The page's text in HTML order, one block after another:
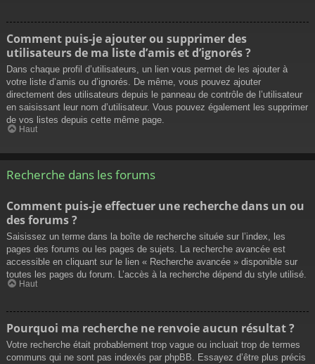
Comment puis-je ajouter ou supprimer des
utilisateurs de ma liste d’amis et d’ignorés ?
Dans chaque profil d’utilisateurs, un lien vous permet de les ajouter à
votre liste d’amis ou d’ignorés. De même, vous pouvez ajouter
directement des utilisateurs depuis le panneau de contrôle de l’utilisateur
en saisissant leur nom d’utilisateur. Vous pouvez également les supprimer
de vos listes depuis cette même page.
Haut
Recherche dans les forums
Comment puis-je effectuer une recherche dans un ou
des forums ?
Saisissez un terme dans la boîte de recherche située sur l’index, les
pages des forums ou les pages de sujets. La recherche avancée est
accessible en cliquant sur le lien « Recherche avancée » disponible sur
toutes les pages du forum. L’accès à la recherche dépend du style utilisé.
Haut
Pourquoi ma recherche ne renvoie aucun résultat ?
Votre recherche était probablement trop vague ou incluait trop de termes
communs qui ne sont pas indexés par phpBB. Essayez d’être plus précis